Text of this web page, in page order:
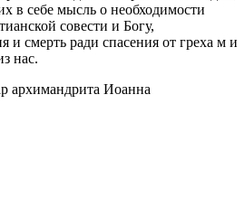
в себе мысль о необходимости
совести и Богу,
и смерть ради спасения от греха м и
нас.
архимандрита Иоанна